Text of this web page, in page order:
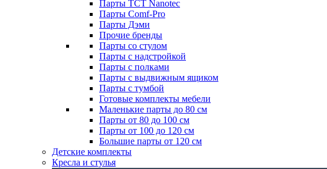
Парты TCT Nanotec
Парты Comf-Pro
Парты Дэми
Прочие бренды
Парты со стулом
Парты с надстройкой
Парты с полками
Парты с выдвижным ящиком
Парты с тумбой
Готовые комплекты мебели
Маленькие парты до 80 см
Парты от 80 до 100 см
Парты от 100 до 120 см
Большие парты от 120 см
Детские комплекты
Кресла и стулья